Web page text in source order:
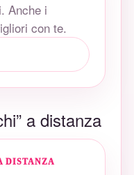
Anche i
con te.
a distanza
DISTANZA